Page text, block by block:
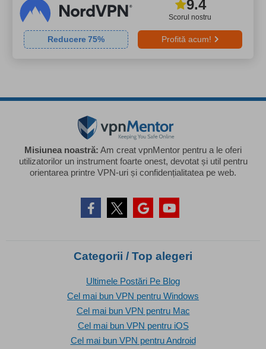
Scorul nostru
9.4
Reducere75% Profită acum!
Misiunea noastră: Am creat vpnMentor pentru a le oferi
utilizatorilor un instrument foarte onest, devotat și util pentru
orientarea printre VPN-uri și confidențialitatea pe web.
Categorii / Top alegeri
Ultimele Postări Pe Blog
Cel mai bun VPN pentru Windows
Cel mai bun VPN pentru Mac
Cel mai bun VPN pentru iOS
Cel mai bun VPN pentru Android